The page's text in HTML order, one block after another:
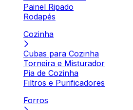
Painel Ripado
Rodapés
Cozinha
Cubas para Cozinha
Torneira e Misturador
Pia de Cozinha
Filtros e Purificadores
Forros